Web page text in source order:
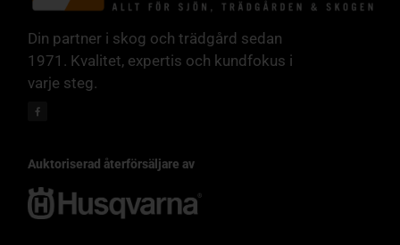
Din partner i skog och trädgård sedan
1971. Kvalitet, expertis och kundfokus i
varje steg.
Auktoriserad återförsäljare av